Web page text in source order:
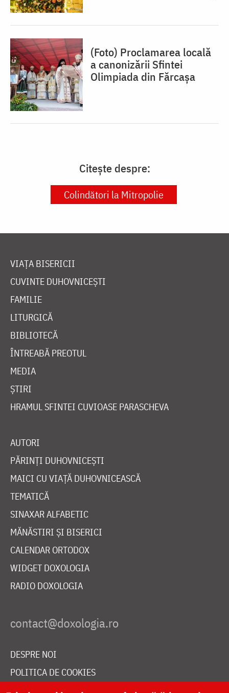
(Foto) Proclamarea locală
a canonizării Sfintei
Olimpiada din Fărcașa
Citește despre:
Colindători la Mitropolie
VIAȚA BISERICII
CUVINTE DUHOVNICEȘTI
FAMILIE
LITURGICĂ
BIBLIOTECĂ
ÎNTREABĂ PREOTUL
MEDIA
ȘTIRI
HRAMUL SFINTEI CUVIOASE PARASCHEVA
AUTORI
PĂRINȚI DUHOVNICEȘTI
MAICI CU VIAȚĂ DUHOVNICEASCĂ
TEMATICĂ
SINAXAR ALFABETIC
MĂNĂSTIRI ȘI BISERICI
CALENDAR ORTODOX
WIDGET DOXOLOGIA
RADIO DOXOLOGIA
DESPRE NOI
POLITICA DE COOKIES
DONEAZĂ ONLINE PENTRU CATEDRALA NAȚIONALĂ